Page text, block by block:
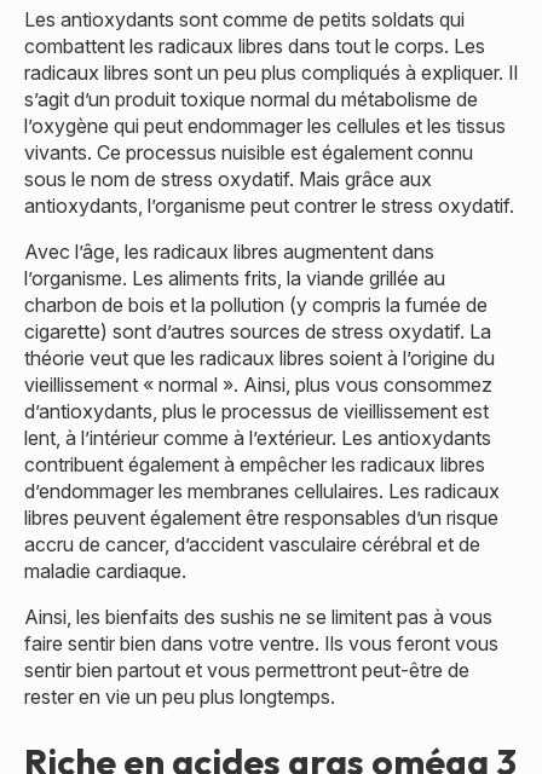
Les antioxydants sont comme de petits soldats qui
combattent les radicaux libres dans tout le corps. Les
radicaux libres sont un peu plus compliqués à expliquer. Il
s’agit d’un produit toxique normal du métabolisme de
l’oxygène qui peut endommager les cellules et les tissus
vivants. Ce processus nuisible est également connu
sous le nom de stress oxydatif. Mais grâce aux
antioxydants, l’organisme peut contrer le stress oxydatif.
Avec l’âge, les radicaux libres augmentent dans
l’organisme. Les aliments frits, la viande grillée au
charbon de bois et la pollution (y compris la fumée de
cigarette) sont d’autres sources de stress oxydatif. La
théorie veut que les radicaux libres soient à l’origine du
vieillissement « normal ». Ainsi, plus vous consommez
d’antioxydants, plus le processus de vieillissement est
lent, à l’intérieur comme à l’extérieur. Les antioxydants
contribuent également à empêcher les radicaux libres
d’endommager les membranes cellulaires. Les radicaux
libres peuvent également être responsables d’un risque
accru de cancer, d’accident vasculaire cérébral et de
maladie cardiaque.
Ainsi, les bienfaits des sushis ne se limitent pas à vous
faire sentir bien dans votre ventre. Ils vous feront vous
sentir bien partout et vous permettront peut-être de
rester en vie un peu plus longtemps.
Riche en acides gras oméga 3